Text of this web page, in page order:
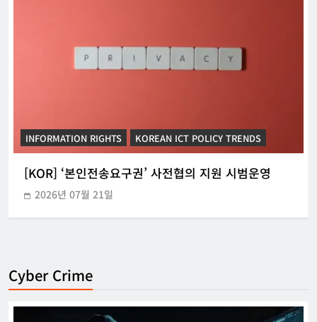
시범운영
INFORMATION RIGHTS KOREAN ICT POLICY TRENDS
[KOR] ‘본인전송요구권’ 사전협의 지원 시범운영
2026년 07월 21일
Cyber Crime